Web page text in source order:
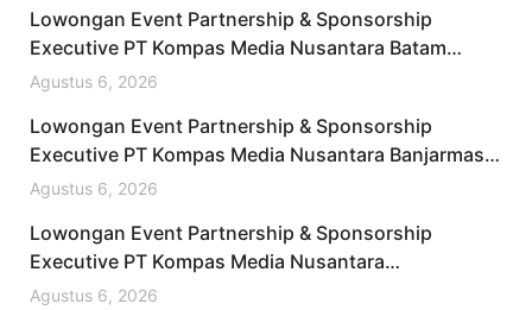
Lowongan Event Partnership & Sponsorship
Executive PT Kompas Media Nusantara Batam
Desember 2025 (Apply Now)
Agustus 6, 2026
Lowongan Event Partnership & Sponsorship
Executive PT Kompas Media Nusantara Banjarmasin
Desember 2025 (Lamar Sekarang)
Agustus 6, 2026
Lowongan Event Partnership & Sponsorship
Executive PT Kompas Media Nusantara
Banjarnegara Desember 2025 (Resmi)
Agustus 6, 2026